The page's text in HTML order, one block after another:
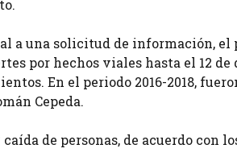
a una solicitud de información, el
por hechos viales hasta el 12
En el periodo 2016-2018,
Cepeda.
de personas, de acuerdo con